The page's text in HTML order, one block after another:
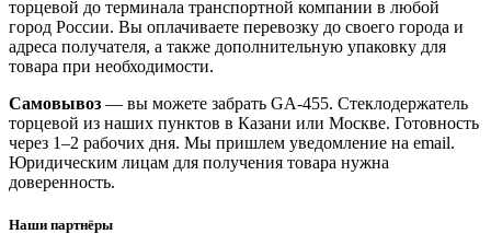
торцевой до терминала транспортной компании в любой
город России. Вы оплачиваете перевозку до своего города и
адреса получателя, а также дополнительную упаковку для
товара при необходимости.
Самовывоз — вы можете забрать GA-455. Стеклодержатель
торцевой из наших пунктов в Казани или Москве. Готовность
через 1–2 рабочих дня. Мы пришлем уведомление на email.
Юридическим лицам для получения товара нужна
доверенность.
Наши партнёры